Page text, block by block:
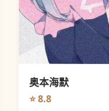
奥本海默
⭐ 8.8